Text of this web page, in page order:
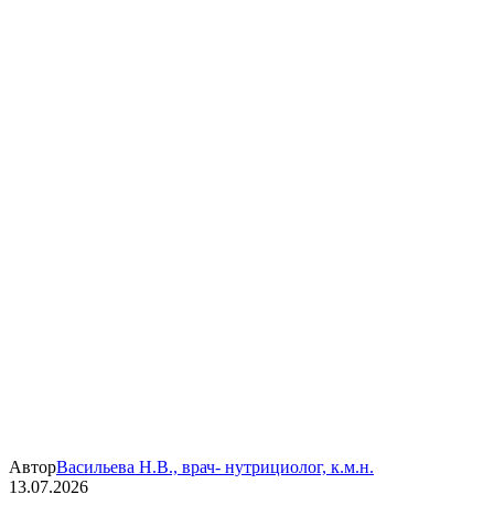
АвторВасильева Н.В., врач- нутрициолог, к.м.н.
13.07.2026